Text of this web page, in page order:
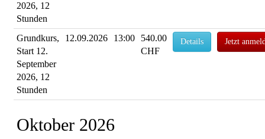
2026, 12
Stunden
Grundkurs,
Start 12.
September
2026, 12
Stunden
12.09.2026 13:00
540.00
CHF
Details Jetzt
Oktober 2026